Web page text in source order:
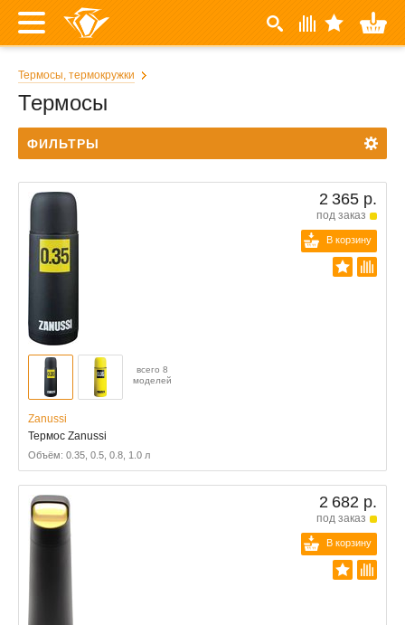
Термосы, термокружки
Термосы
ФИЛЬТРЫ
2 365 р.
под заказ
В корзину
всего 8
моделей
Zanussi
Термос Zanussi
Объём: 0.35, 0.5, 0.8, 1.0 л
2 682 р.
под заказ
В корзину